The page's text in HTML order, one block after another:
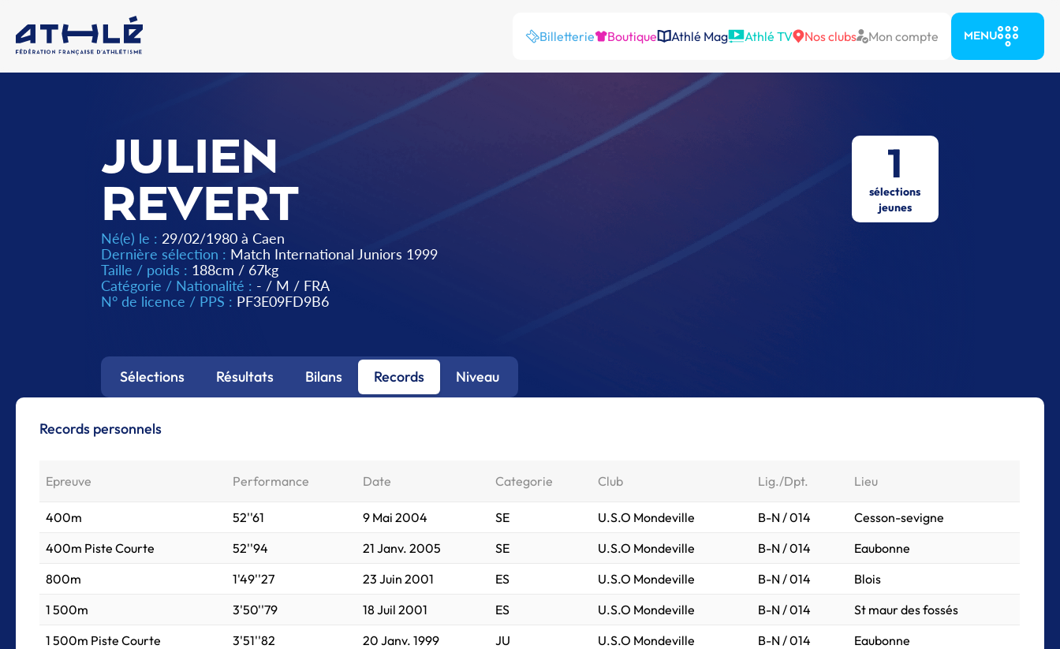
Billetterie Boutique Athlé Mag Athlé TV Nos clubs Mon compte MENU
JULIEN
REVERT
Né(e) le : 29/02/1980 à Caen
Dernière sélection : Match International Juniors 1999
Taille / poids : 188cm / 67kg
Catégorie / Nationalité : - / M / FRA
N° de licence / PPS : PF3E09FD9B6
Sélections Résultats Bilans Records Niveau
1
sélections
jeunes
Records personnels
Epreuve Performance Date Categorie Club Lig./Dpt. Lieu
400m 52''61 9 Mai 2004 SE U.S.O Mondeville B-N / 014
Cesson-sevigne
400m Piste Courte
52''94 21 Janv. 2005 SE U.S.O Mondeville B-N / 014
Eaubonne
800m
1'49''27 23 Juin 2001 ES U.S.O Mondeville B-N / 014
Blois
1 500m
3'50''79 18 Juil 2001 ES U.S.O Mondeville B-N / 014
St maur des fossés
1 500m Piste Courte
3'51''82 20 Janv. 1999 JU U.S.O Mondeville B-N / 014
Eaubonne